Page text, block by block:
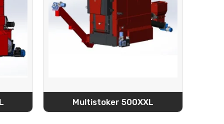
Multistoker 500XXL